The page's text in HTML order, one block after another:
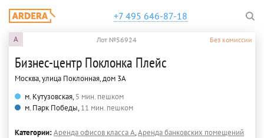
+7 495 646-87-18
A Лот №56924 Без комиссии
Бизнес-центр Поклонка Плейс
Москва, улица Поклонная, дом 3А
м. Кутузовская,5 мин. пешком
м. Парк Победы,11 мин. пешком
Категории:Аренда офисов класса A,Аренда банковских помещений